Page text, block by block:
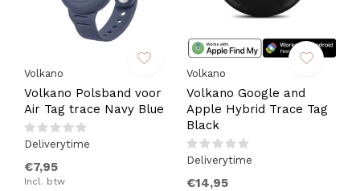
Volkano
Volkano Polsband voor
Air Tag trace Navy Blue
Deliverytime
€7,95
Incl. btw
Volkano
Volkano Google and
Apple Hybrid Trace Tag
Black
Deliverytime
€14,95